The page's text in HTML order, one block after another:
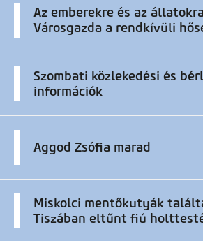
Az emberekre és az
Városgazda a rendkívüli
Szombati közlekedési és
információk
Aggod Zsófia marad
Miskolci mentőkutyák
Tiszában eltűnt fiú